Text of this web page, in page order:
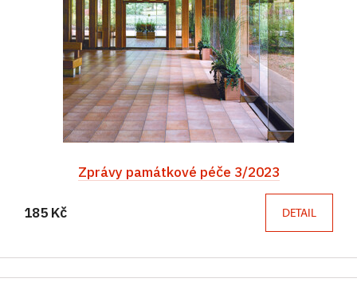
Zprávy památkové péče 3/2023
185 Kč DETAIL